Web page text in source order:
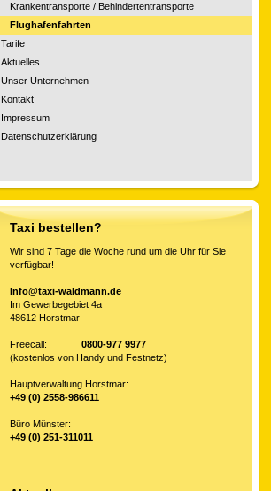
Krankentransporte / Behindertentransporte
Flughafenfahrten
Tarife
Aktuelles
Unser Unternehmen
Kontakt
Impressum
Datenschutzerklärung
Taxi bestellen?
Wir sind 7 Tage die Woche rund um die Uhr für Sie
verfügbar!
Info@taxi-waldmann.de
Im Gewerbegebiet 4a
48612 Horstmar
Freecall: 0800-977 9977
(kostenlos von Handy und Festnetz)
Hauptverwaltung Horstmar:
+49 (0) 2558-986611
Büro Münster:
+49 (0) 251-311011